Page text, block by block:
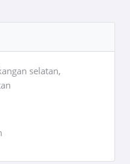
selatan,